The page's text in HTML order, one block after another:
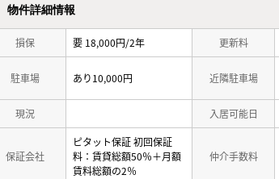
物件詳細情報
損保 要 18,000円/2年 更新料
駐車場 あり10,000円 近隣駐車場
現況 入居可能日
保証会社
ピタット保証 初回保証
料：賃貸総額50％＋月額
賃料総額の2％
仲介手数料